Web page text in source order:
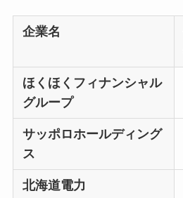
企業名
ほくほくフィナンシャル
グループ
サッポロホールディング
ス
北海道電力